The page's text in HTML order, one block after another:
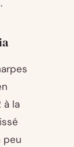
à la
peu